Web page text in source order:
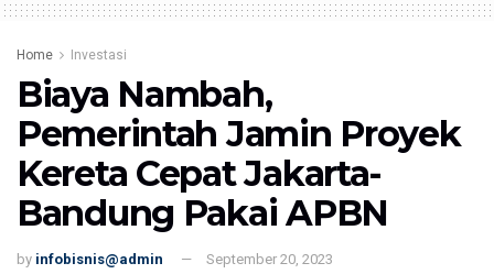
Home Investasi
Biaya Nambah,
Pemerintah Jamin Proyek
Kereta Cepat Jakarta-
Bandung Pakai APBN
by infobisnis@admin September 20, 2023